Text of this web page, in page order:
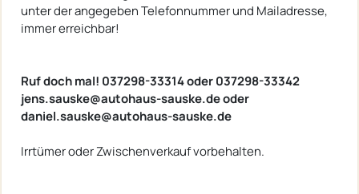
unter der angegeben Telefonnummer und Mailadresse,
immer erreichbar!
Ruf doch mal! 037298-33314 oder 037298-33342
jens.sauske@autohaus-sauske.de oder
daniel.sauske@autohaus-sauske.de
Irrtümer oder Zwischenverkauf vorbehalten.